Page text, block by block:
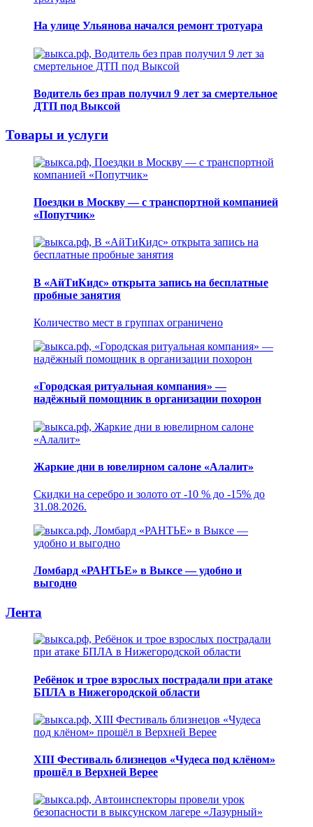
На улице Ульянова начался ремонт тротуара
Водитель без прав получил 9 лет за смертельное
ДТП под Выксой
Товары и услуги
Поездки в Москву — с транспортной компанией
«Попутчик»
В «АйТиКидс» открыта запись на бесплатные
пробные занятия
Количество мест в группах ограничено
«Городская ритуальная компания» —
надёжный помощник в организации похорон
Жаркие дни в ювелирном салоне «Алалит»
Скидки на серебро и золото от -10 % до -15% до
31.08.2026.
Ломбард «РАНТЬЕ» в Выксе — удобно и
выгодно
Лента
Ребёнок и трое взрослых пострадали при атаке
БПЛА в Нижегородской области
XIII Фестиваль близнецов «Чудеса под клёном»
прошёл в Верхней Верее